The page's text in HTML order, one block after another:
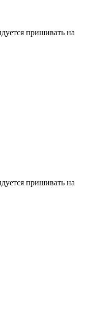
пришивать на
пришивать на